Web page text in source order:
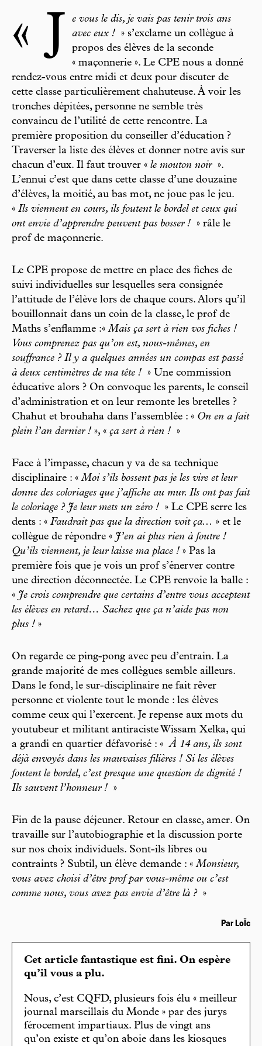
« J
e vous le dis, je vais pas tenir trois ans
avec eux ! » s’exclame un collègue à
propos des élèves de la seconde
« maçonnerie ». Le CPE nous a donné
rendez-vous entre midi et deux pour discuter de
cette classe particulièrement chahuteuse. À voir les
tronches dépitées, personne ne semble très
convaincu de l’utilité de cette rencontre. La
première proposition du conseiller d’éducation ?
Traverser la liste des élèves et donner notre avis sur
chacun d’eux. Il faut trouver « le mouton noir ».
L’ennui c’est que dans cette classe d’une douzaine
d’élèves, la moitié, au bas mot, ne joue pas le jeu.
« Ils viennent en cours, ils foutent le bordel et ceux qui
ont envie d’apprendre peuvent pas bosser ! » râle le
prof de maçonnerie.
Le CPE propose de mettre en place des fiches de
suivi individuelles sur lesquelles sera consignée
l’attitude de l’élève lors de chaque cours. Alors qu’il
bouillonnait dans un coin de la classe, le prof de
Maths s’enflamme :«Mais ça sert à rien vos fiches !
Vous comprenez pas qu’on est, nous-mêmes, en
souffrance ? Il y a quelques années un compas est passé
à deux centimètres de ma tête ! » Une commission
éducative alors ? On convoque les parents, le conseil
d’administration et on leur remonte les bretelles ?
Chahut et brouhaha dans l’assemblée : « On en a fait
plein l’an dernier ! », « ça sert à rien ! »
Face à l’impasse, chacun y va de sa technique
disciplinaire : «Moi s’ils bossent pas je les vire et leur
donne des coloriages que j’affiche au mur. Ils ont pas fait
le coloriage ? Je leur mets un zéro ! » Le CPE serre les
dents : « Faudrait pas que la direction voit ça... » et le
collègue de répondre « J’en ai plus rien à foutre !
Qu’ils viennent, je leur laisse ma place ! » Pas la
première fois que je vois un prof s’énerver contre
une direction déconnectée. Le CPE renvoie la balle :
« Je crois comprendre que certains d’entre vous acceptent
les élèves en retard… Sachez que ça n’aide pas non
plus ! »
On regarde ce ping-pong avec peu d’entrain. La
grande majorité de mes collègues semble ailleurs.
Dans le fond, le sur-disciplinaire ne fait rêver
personne et violente tout le monde : les élèves
comme ceux qui l’exercent. Je repense aux mots du
youtubeur et militant antiraciste Wissam Xelka, qui
a grandi en quartier défavorisé : « À 14 ans, ils sont
déjà envoyés dans les mauvaises filières ! Si les élèves
foutent le bordel, c’est presque une question de dignité !
Ils sauvent l’honneur ! »
Fin de la pause déjeuner. Retour en classe, amer. On
travaille sur l’autobiographie et la discussion porte
sur nos choix individuels. Sont-ils libres ou
contraints ? Subtil, un élève demande : «Monsieur,
vous avez choisi d’être prof par vous-même ou c’est
comme nous, vous avez pas envie d’être là ? »
Par LoÏc
Cet article fantastique est fini. On espère
qu’il vous a plu.
Nous, c’est CQFD, plusieurs fois élu « meilleur
journal marseillais du Monde » par des jurys
férocement impartiaux. Plus de vingt ans
qu’on existe et qu’on aboie dans les kiosques